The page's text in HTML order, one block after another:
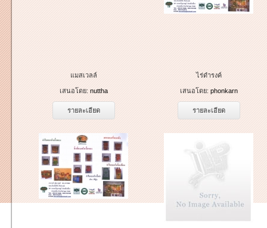
แมสเวลล์
เสนอโดย: nuttha
รายละเอียด
ไร่ดำรงค์
เสนอโดย: phonkarn
รายละเอียด